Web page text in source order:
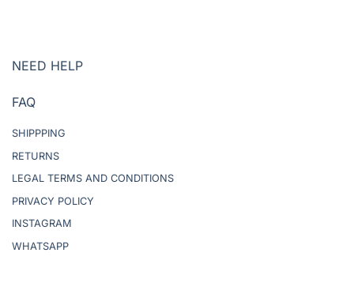
NEED HELP
FAQ
SHIPPPING
RETURNS
LEGAL TERMS AND CONDITIONS
PRIVACY POLICY
INSTAGRAM
WHATSAPP